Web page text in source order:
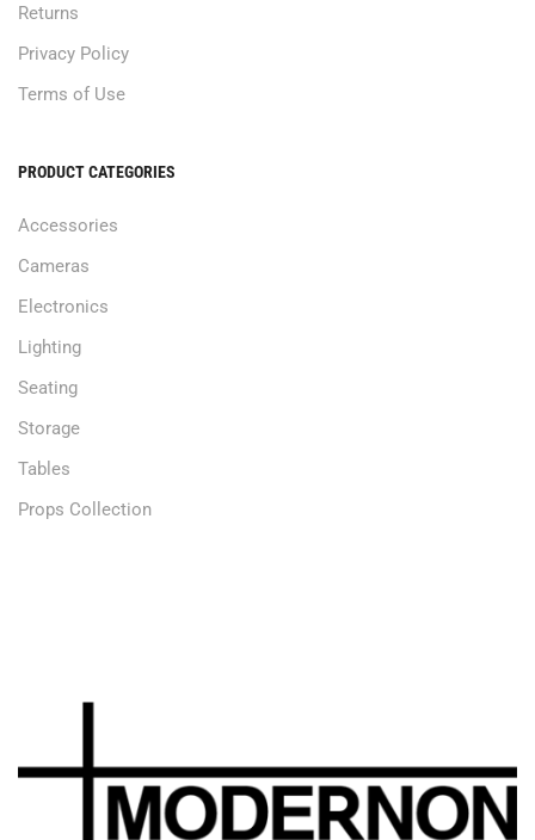
Returns
Privacy Policy
Terms of Use
PRODUCT CATEGORIES
Accessories
Cameras
Electronics
Lighting
Seating
Storage
Tables
Props Collection